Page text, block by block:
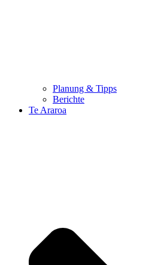
Planung & Tipps
Berichte
Te Araroa